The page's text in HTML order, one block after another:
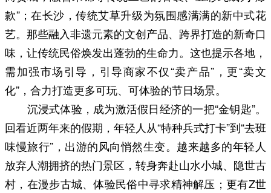
款”；在长沙，传统艾草升级为氛围感满满的新中式花
艺。那些融入非遗元素的文创产品、跨界打造的新奇口
味，让传统民俗焕发出蓬勃的生命力。这也提示各地，
需加强市场引导，引导商家不仅“卖产品”，更“卖文
化”，合力打造更多可玩、可体验的节日场景。
沉浸式体验，成为激活假日经济的一把“金钥匙”。
回看近两年来的假期，年轻人从“特种兵式打卡”到“去班
味慢旅行”，出游的风向悄然生变。越来越多的年轻人
放弃人潮拥挤的热门景区，转身奔赴山水小城、隐世古
村，在漫步古城、体验民俗中寻求精神解压；更有Z世